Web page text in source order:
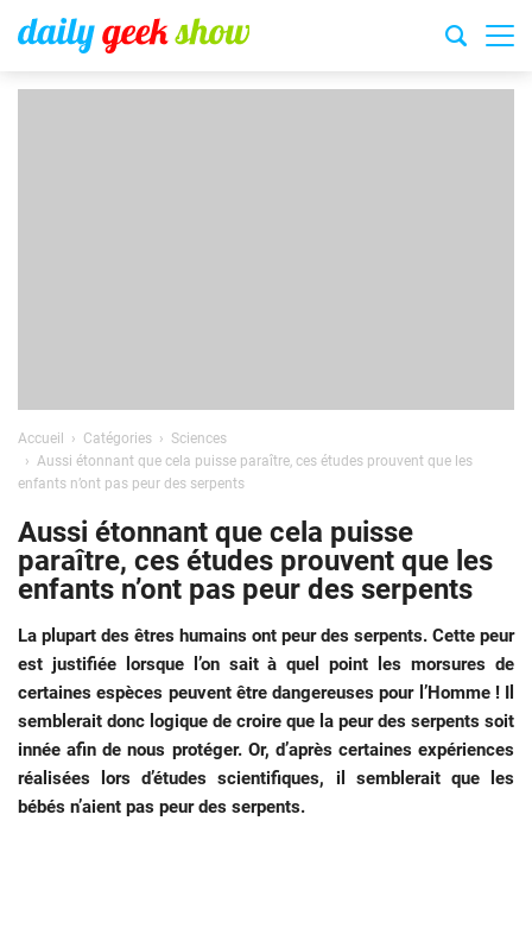
Accueil Catégories
Sciences
Aussi étonnant que cela puisse paraître, ces études prouvent que les
enfants n’ont pas peur des serpents
Aussi étonnant que cela puisse
paraître, ces études prouvent que les
enfants n’ont pas peur des serpents
La plupart des êtres humains ont peur des serpents. Cette peur
est justifiée lorsque l’on sait à quel point les morsures de
certaines espèces peuvent être dangereuses pour l’Homme ! Il
semblerait donc logique de croire que la peur des serpents soit
innée afin de nous protéger. Or, d’après certaines expériences
réalisées lors d’études scientifiques, il semblerait que les
bébés n’aient pas peur des serpents.